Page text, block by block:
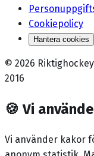
Cookiepolicy
Hantera cookies
© 2026
2016
🍪 Vi
Vi använder kakor